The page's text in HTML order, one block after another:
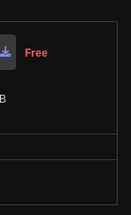
Free